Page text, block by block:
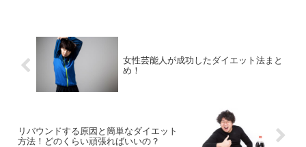
女性芸能人が成功したダイエット法まと
め！
リバウンドする原因と簡単なダイエット
方法！どのくらい頑張ればいいの？